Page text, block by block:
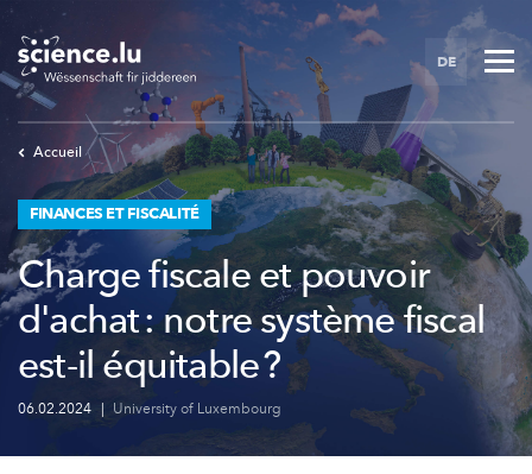
Skip
main
content
DE
Accueil
FINANCES ET FISCALITÉ
Charge fiscale et pouvoir
d'achat : notre système fiscal
est-il équitable ?
06.02.2024 | University of Luxembourg